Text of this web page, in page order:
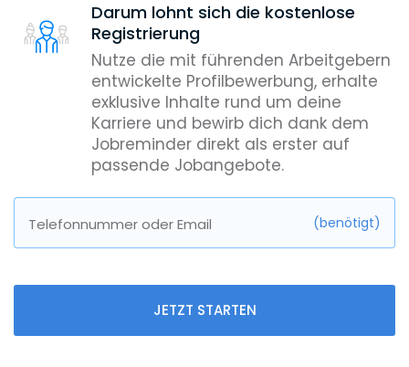
Darum lohnt sich die kostenlose
Registrierung
Nutze die mit führenden Arbeitgebern
entwickelte Profilbewerbung, erhalte
exklusive Inhalte rund um deine
Karriere und bewirb dich dank dem
Jobreminder direkt als erster auf
passende Jobangebote.
Telefonnummer oder Email (benötigt)
JETZT STARTEN